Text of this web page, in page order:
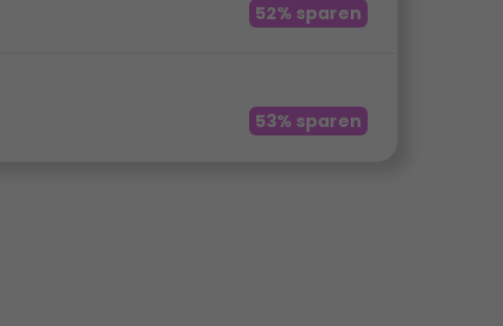
52% sparen
53% sparen